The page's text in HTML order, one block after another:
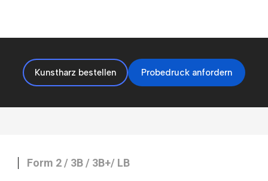
Kunstharz bestellen Probedruck anfordern
Form 2 / 3B / 3B+/ LB